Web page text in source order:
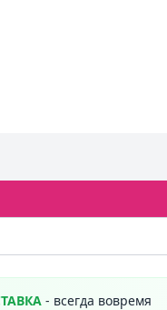
- всегда вовремя